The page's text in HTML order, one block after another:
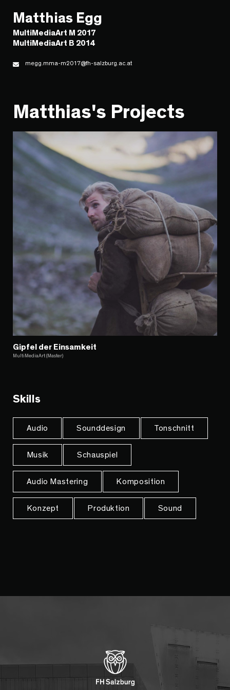
Matthias Egg
MultiMediaArt M 2017
MultiMediaArt B 2014
megg.mma-m2017@fh-salzburg.ac.at
Matthias's Projects
Gipfel der Einsamkeit
MultiMediaArt (Master)
Skills
Audio Sounddesign Tonschnitt
Musik Schauspiel
Audio Mastering Komposition
Konzept Produktion Sound